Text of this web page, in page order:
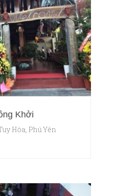
Khởi
Hòa, Phú Yên